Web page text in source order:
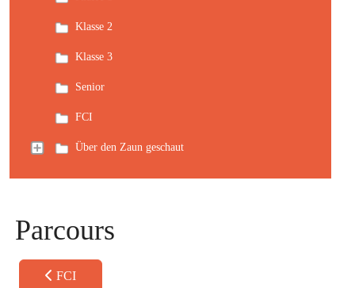
Klasse 2
Klasse 3
Senior
FCI
Über den Zaun geschaut
Parcours
FCI